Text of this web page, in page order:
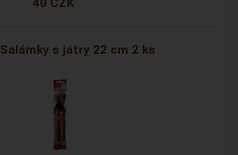
40 CZK
s játry 22 cm 2 ks